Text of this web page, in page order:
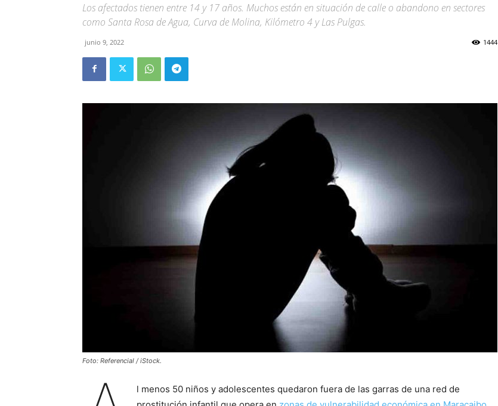
Los afectados tienen entre 14 y 17 años. Muchos están en situación de calle o abandono en sectores
como Santa Rosa de Agua, Curva de Molina, Kilómetro 4 y Las Pulgas.
junio 9, 2022 1444
Foto: Referencial / iStock.
l menos 50 niños y adolescentes quedaron fuera de las garras de una red de